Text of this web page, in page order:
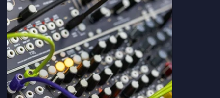
Goldenes Abendlicht mischte sich mit
Farbspots in Türkis, Lila und Blau – die
„Erdbeere" versank für ein paar Minuten in
einem verträumten Meer aus Musik und
Farbe, das man in einer Kleingartenanlage
einfach nicht erwartet.